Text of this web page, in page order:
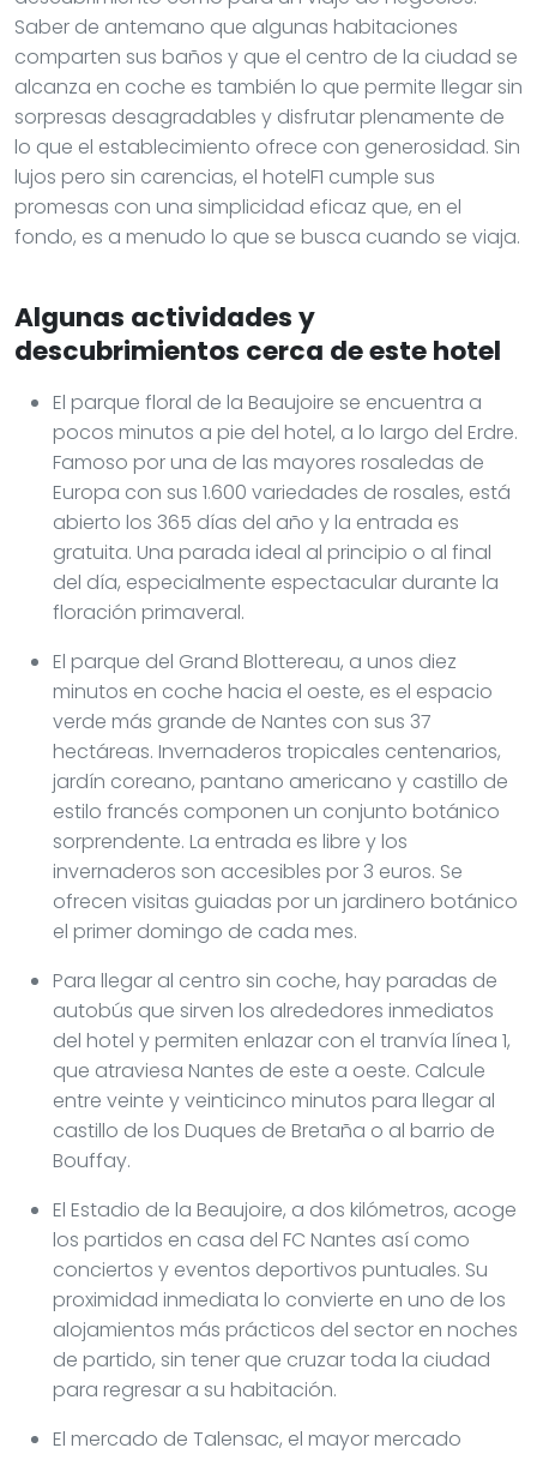
Saber de antemano que algunas habitaciones
comparten sus baños y que el centro de la ciudad se
alcanza en coche es también lo que permite llegar sin
sorpresas desagradables y disfrutar plenamente de
lo que el establecimiento ofrece con generosidad. Sin
lujos pero sin carencias, el hotelF1 cumple sus
promesas con una simplicidad eficaz que, en el
fondo, es a menudo lo que se busca cuando se viaja.
Algunas actividades y
descubrimientos cerca de este hotel
El parque floral de la Beaujoire se encuentra a
pocos minutos a pie del hotel, a lo largo del Erdre.
Famoso por una de las mayores rosaledas de
Europa con sus 1.600 variedades de rosales, está
abierto los 365 días del año y la entrada es
gratuita. Una parada ideal al principio o al final
del día, especialmente espectacular durante la
floración primaveral.
El parque del Grand Blottereau, a unos diez
minutos en coche hacia el oeste, es el espacio
verde más grande de Nantes con sus 37
hectáreas. Invernaderos tropicales centenarios,
jardín coreano, pantano americano y castillo de
estilo francés componen un conjunto botánico
sorprendente. La entrada es libre y los
invernaderos son accesibles por 3 euros. Se
ofrecen visitas guiadas por un jardinero botánico
el primer domingo de cada mes.
Para llegar al centro sin coche, hay paradas de
autobús que sirven los alrededores inmediatos
del hotel y permiten enlazar con el tranvía línea 1,
que atraviesa Nantes de este a oeste. Calcule
entre veinte y veinticinco minutos para llegar al
castillo de los Duques de Bretaña o al barrio de
Bouffay.
El Estadio de la Beaujoire, a dos kilómetros, acoge
los partidos en casa del FC Nantes así como
conciertos y eventos deportivos puntuales. Su
proximidad inmediata lo convierte en uno de los
alojamientos más prácticos del sector en noches
de partido, sin tener que cruzar toda la ciudad
para regresar a su habitación.
El mercado de Talensac, el mayor mercado